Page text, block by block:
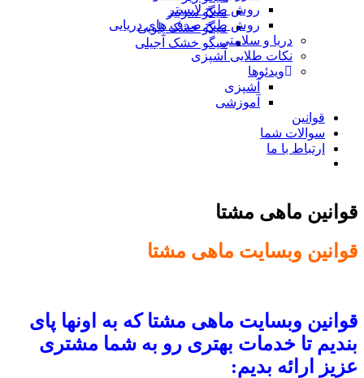
میگو سرتیز
میگو خشک پلویی
میگو خشک آجیلی
روش طبخ لابستر
روش طبخ صدف های دریایی
دریا و سلامتی
نکات طلایی آشپزی
ویدئوها
آشپزی
آموزشی
قوانین
سوالات شما
ارتباط با ما
قوانین ماهی مشتا
قوانین وبسایت ماهی مشتا
قوانین وبسایت ماهی مشتا که به اونها پای
بندیم تا خدمات بهتری رو به شما مشتری
عزیز ارائه بدیم: